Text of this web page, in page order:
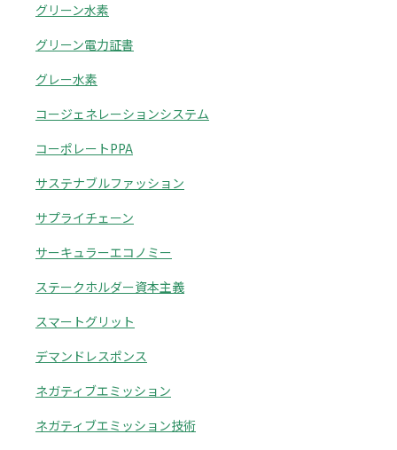
グリーン水素
グリーン電力証書
グレー水素
コージェネレーションシステム
コーポレートPPA
サステナブルファッション
サプライチェーン
サーキュラーエコノミー
ステークホルダー資本主義
スマートグリット
デマンドレスポンス
ネガティブエミッション
ネガティブエミッション技術